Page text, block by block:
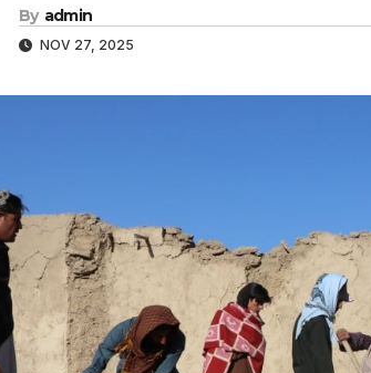
By admin
NOV 27, 2025